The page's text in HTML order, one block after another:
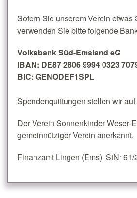
Sofern Sie unserem Verein etwas
verwenden Sie bitte folgende
Volksbank Süd-Emsland eG
IBAN: DE87 2806 9994 0323
BIC: GENODEF1SPL
Spendenquittungen stellen wir
Der Verein Sonnenkinder Weser-
gemeinnütziger Verein anerkannt.
Finanzamt Lingen (Ems), StNr